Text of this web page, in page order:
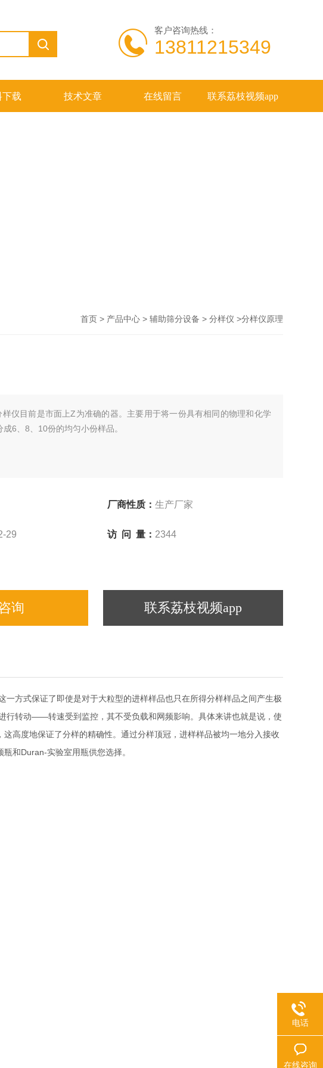
客户咨询热线：
13811215349
下载 技术文章 在线留言 联系荔枝视频app
首页> 产品中心> 辅助筛分设备 > 分样仪 >分样仪原理
仪目前是市面上Z为准确的器。主要用于将一份具有相同的物理和化学
、8、10份的均匀小份样品。
厂商性质：生产厂家
29 访 问 量： 2344
询 联系荔枝视频app
这一方式保证了即使是对于大粒型的进样样品也只在所得分样样品之间产生极
行转动——转速受到监控，其不受负载和网频影响。具体来讲也就是说，使
地保证了分样的精确性。通过分样顶冠，进样样品被均一地分入接收
瓶和Duran-实验室用瓶供您选择。
电话
在线咨询